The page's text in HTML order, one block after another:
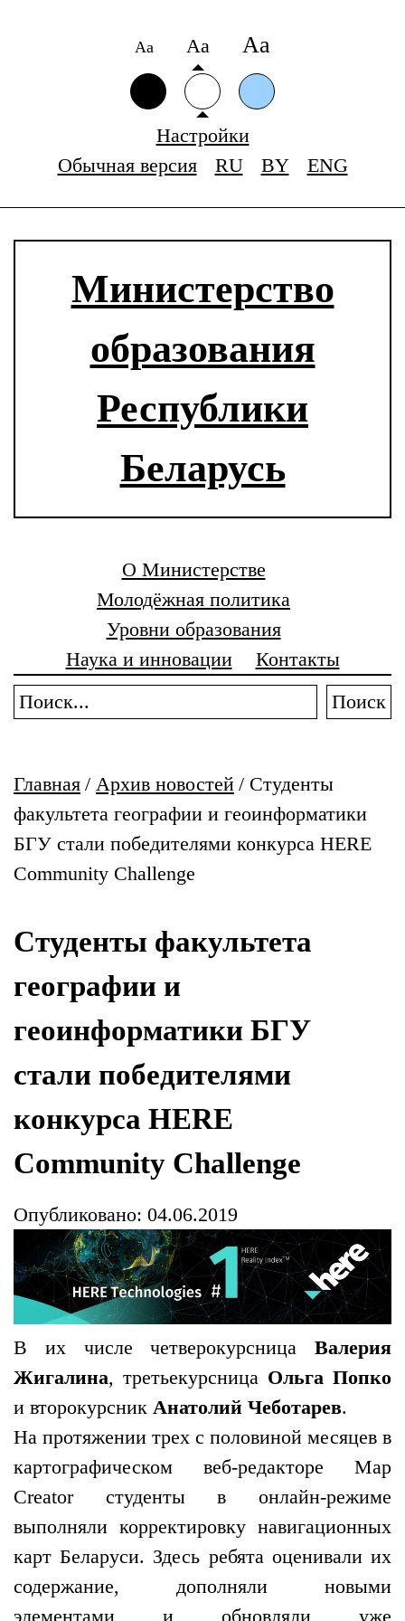
Аа Аа Аа
Настройки
Обычная версия
RU BY ENG
Министерство
образования
Республики
Беларусь
О Министерстве
Молодёжная политика
Уровни образования
Наука и инновации
Контакты
Поиск
Главная / Архив новостей / Студенты
факультета географии и геоинформатики
БГУ стали победителями конкурса HERE
Community Challenge
Студенты факультета
географии и
геоинформатики БГУ
стали победителями
конкурса HERE
Community Challenge
Опубликовано: 04.06.2019
В их числе четверокурсница Валерия
Жигалина, третьекурсница Ольга Попко
и второкурсник Анатолий Чеботарев.
На протяжении трех с половиной месяцев в
картографическом веб-редакторе Map
Creator студенты в онлайн-режиме
выполняли корректировку навигационных
карт Беларуси. Здесь ребята оценивали их
содержание, дополняли новыми
элементами и обновляли уже